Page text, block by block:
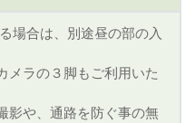
場合は、別途昼の部の入
メラの３脚もご利用いた
影や、通路を防ぐ事の無